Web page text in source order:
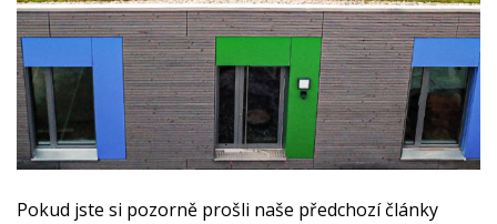
Pokud jste si pozorně prošli naše předchozí články